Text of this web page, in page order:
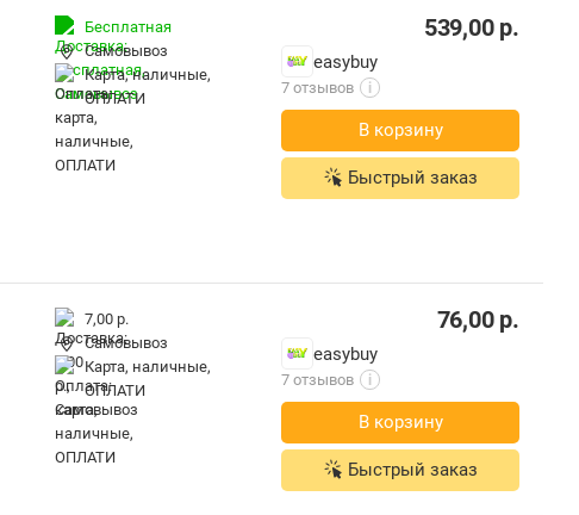
Бесплатная
Самовывоз
карта, наличные,
ОПЛАТИ
539,00р.
easybuy
7 отзывов i
В корзину
Быстрый заказ
7,00 р.
Самовывоз
карта, наличные,
ОПЛАТИ
76,00р.
easybuy
7 отзывов i
В корзину
Быстрый заказ